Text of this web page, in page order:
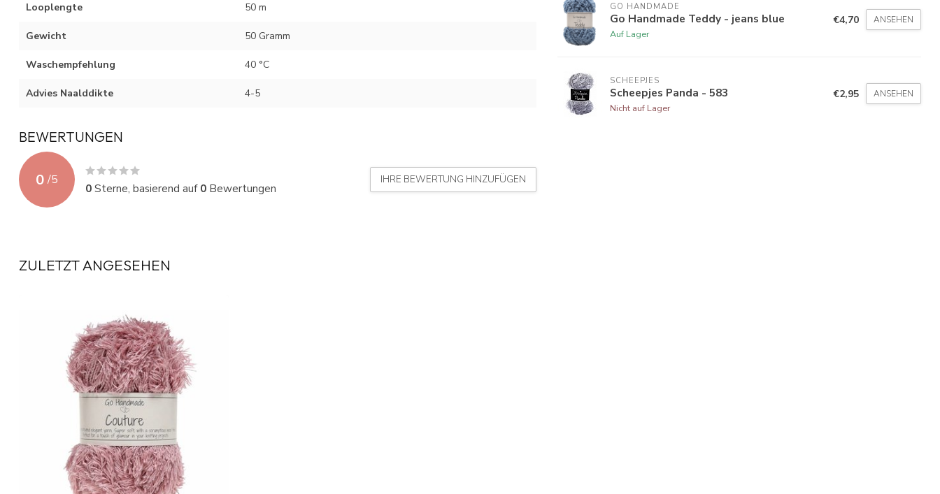
Looplengte 50 m
Gewicht 50 Gramm
Waschempfehlung 40 °C
Advies Naalddikte 4-5
BEWERTUNGEN
0 /5
0Sterne, basierend auf0 Bewertungen
IHRE BEWERTUNG HINZUFÜGEN
GO HANDMADE
Go Handmade Teddy - jeans blue
Auf Lager
€4,70 ANSEHEN
SCHEEPJES
Scheepjes Panda - 583
Nicht auf Lager
€2,95 ANSEHEN
ZULETZT ANGESEHEN